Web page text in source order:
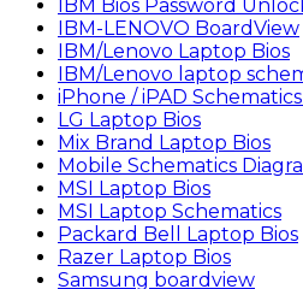
IBM Bios Password
IBM-LENOVO BoardView
IBM/Lenovo Laptop Bios
IBM/Lenovo laptop
iPhone / iPAD
LG Laptop Bios
Mix Brand Laptop Bios
Mobile Schematics
MSI Laptop Bios
MSI Laptop Schematics
Packard Bell Laptop Bios
Razer Laptop Bios
Samsung boardview